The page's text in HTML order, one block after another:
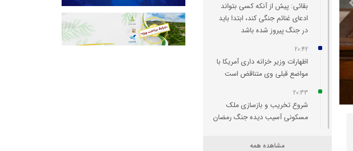
بقائی: پیش از آنکه کسی بتواند
ادعای غنائم جنگی کند، ابتدا باید
در جنگ پیروز شده باشد
20:42
اظهارات وزیر خزانه‌ داری آمریکا با
مواضع قبلی وی متناقض است
20:33
شروع تخریب و بازسازی ملک
مسکونی آسیب‌ دیده جنگ رمضان
اتفاقی بی سابقه در تخصیص
مشاهده همه